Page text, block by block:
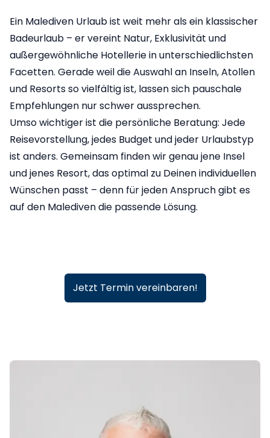
Ein Malediven Urlaub ist weit mehr als ein klassischer
Badeurlaub – er vereint Natur, Exklusivität und
außergewöhnliche Hotellerie in unterschiedlichsten
Facetten. Gerade weil die Auswahl an Inseln, Atollen
und Resorts so vielfältig ist, lassen sich pauschale
Empfehlungen nur schwer aussprechen.
Umso wichtiger ist die persönliche Beratung: Jede
Reisevorstellung, jedes Budget und jeder Urlaubstyp
ist anders. Gemeinsam finden wir genau jene Insel
und jenes Resort, das optimal zu Deinen individuellen
Wünschen passt – denn für jeden Anspruch gibt es
auf den Malediven die passende Lösung.
Jetzt Termin vereinbaren!